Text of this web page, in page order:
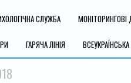
СЛУЖБА
ГАРЯЧА ЛІНІЯ